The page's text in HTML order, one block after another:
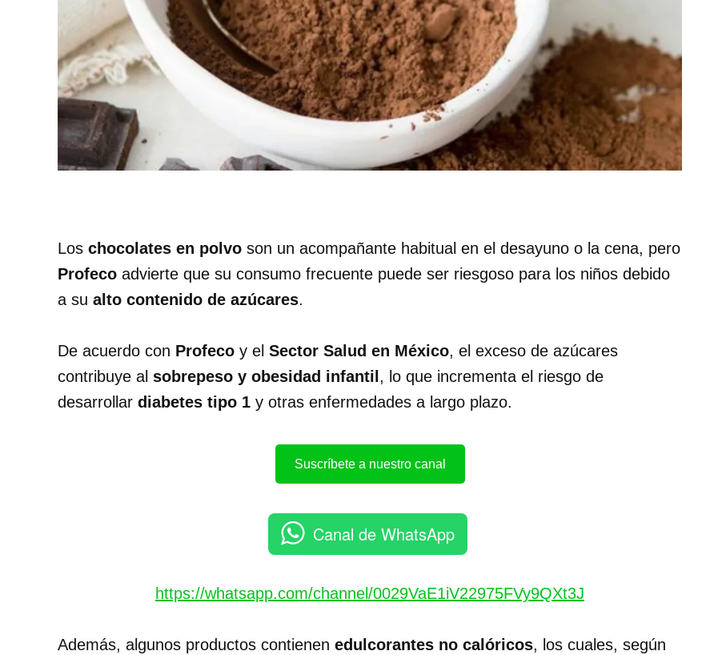
Los chocolates en polvo son un acompañante habitual en el desayuno o la cena, pero
Profeco advierte que su consumo frecuente puede ser riesgoso para los niños debido
a su alto contenido de azúcares.
De acuerdo con Profeco y el Sector Salud en México, el exceso de azúcares
contribuye al sobrepeso y obesidad infantil , lo que incrementa el riesgo de
desarrollar diabetes tipo 1 y otras enfermedades a largo plazo.
Suscríbete a nuestro canal
Canal de WhatsApp
https://whatsapp.com/channel/0029VaE1iV22975FVy9QXt3J
Además, algunos productos contienen edulcorantes no calóricos, los cuales, según